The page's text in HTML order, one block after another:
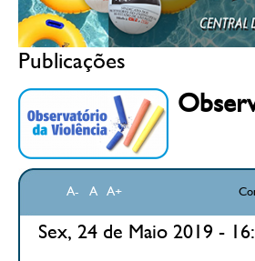
Publicações
A- A A+
Sex, 24 de Maio 2019 -